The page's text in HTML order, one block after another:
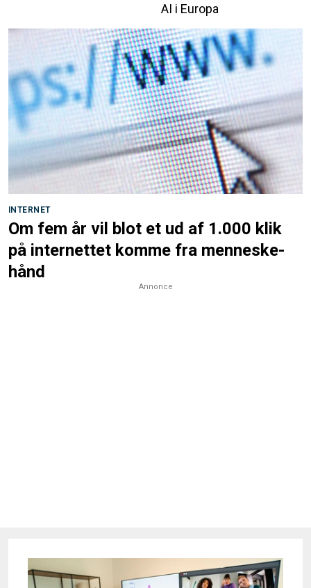
AI i Europa
INTERNET
Om fem år vil blot et ud af 1.000 klik
på internettet komme fra menneske-
hånd
Annonce